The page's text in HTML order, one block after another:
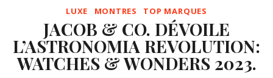
LUXE MONTRES TOP MARQUES
JACOB & CO. DÉVOILE
L’ASTRONOMIA REVOLUTION:
WATCHES & WONDERS 2023.